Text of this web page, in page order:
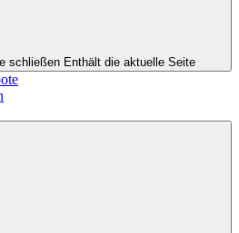
schließen Enthält die aktuelle Seite